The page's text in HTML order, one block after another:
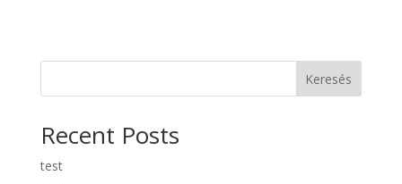
Keresés
Recent Posts
test